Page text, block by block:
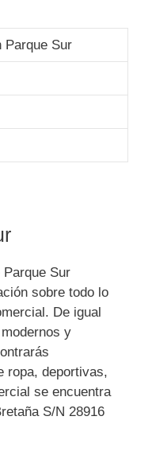
Parque Sur
Sur
sobre todo lo
De igual
y
ropa, deportivas,
se encuentra
S/N 28916